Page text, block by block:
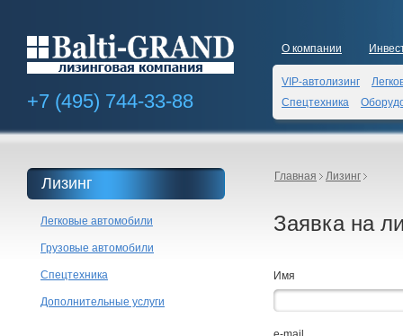
О компании
VIP-автолизинг
Спецтехника
+7 (495) 744-33-88
Главная Лизинг
Заявка на
Имя
Лизинг
Легковые автомобили
Грузовые автомобили
Спецтехника
Дополнительные услуги